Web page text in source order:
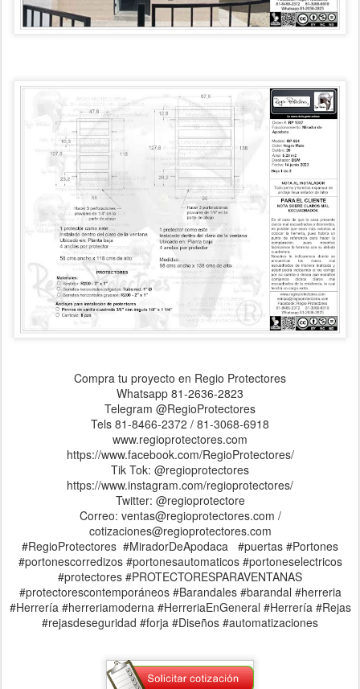
Compra tu proyecto en Regio Protectores
Whatsapp 81-2636-2823
Telegram @RegioProtectores
Tels 81-8466-2372 / 81-3068-6918
www.regioprotectores.com
https://www.facebook.com/RegioProtectores/
Tik Tok: @regioprotectores
https://www.instagram.com/regioprotectores/
Twitter: @regioprotectore
Correo: ventas@regioprotectores.com /
cotizaciones@regioprotectores.com
#RegioProtectores #MiradorDeApodaca #puertas #Portones
#portonescorredizos #portonesautomaticos #portoneselectricos
#protectores #PROTECTORESPARAVENTANAS
#protectorescontemporáneos #Barandales #barandal #herreria
#Herrería #herreriamoderna #HerreriaEnGeneral #Herrería #Rejas
#rejasdeseguridad #forja #Diseños #automatizaciones